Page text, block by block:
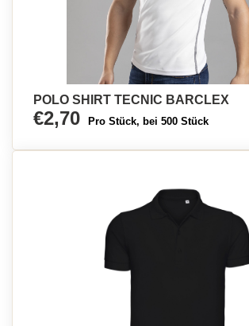
POLO SHIRT TECNIC BARCLEX
€2,70 Pro Stück, bei 500 Stück